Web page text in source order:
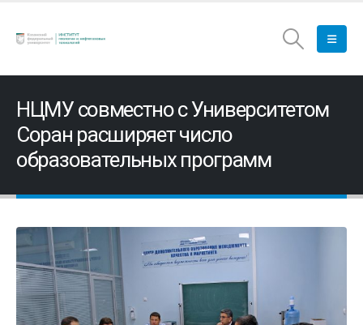
НЦМУ совместно с Университетом
Соран расширяет число
образовательных программ